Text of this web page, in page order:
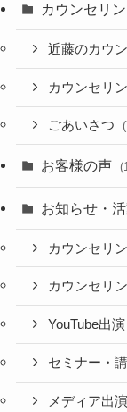
カウンセリ
近藤のカウ
カウンセリ
ごあいさつ
お客様の声
お知らせ・
カウンセリ
カウンセリ
YouTube出演
セミナー・
メディア出